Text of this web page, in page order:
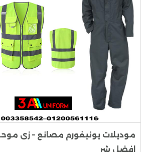
موديلات يونيفورم مصانع – زى
افضل شر